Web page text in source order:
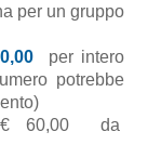
per un gruppo
per intero
potrebbe
€ 60,00 da